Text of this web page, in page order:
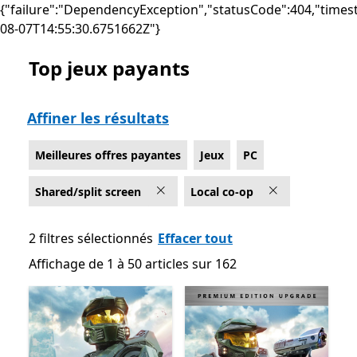
08-07T14:55:30.6751662Z"}
Liste Microsoft.com
Top jeux payants
Affiner les résultats
Meilleures offres payantes Jeux PC
Shared/split screen Local co-op
2 filtres sélectionnés Effacer tout
Affichage de 1 à 50 articles sur 162
Affichage de 1 à 50 articles sur 162